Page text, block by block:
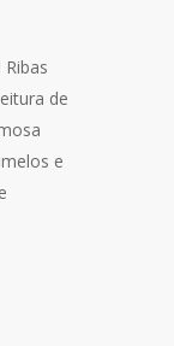
de
e